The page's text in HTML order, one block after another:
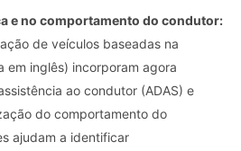
e no comportamento do condutor:
de veículos baseadas na
em inglês) incorporam agora
ao condutor (ADAS) e
do comportamento do
ajudam a identificar